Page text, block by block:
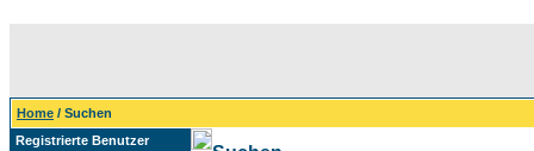
Home / Suchen
Registrierte Benutzer